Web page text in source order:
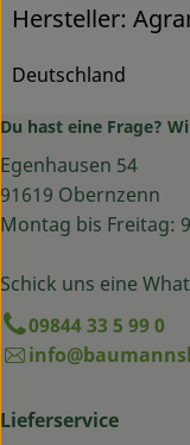
Hersteller:
Deutschland
Du hast eine Frage?
Egenhausen 54
91619 Obernzenn
Montag bis Freitag:
Schick uns eine
09844 33 5 99 0
Lieferservice